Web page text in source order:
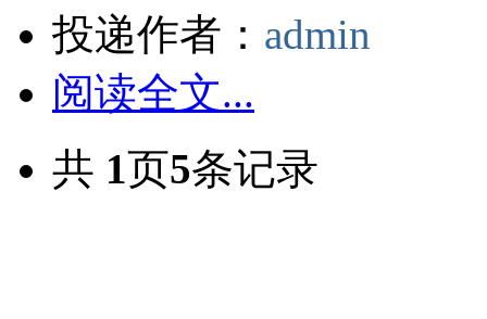
投递作者： admin
阅读全文...
共 1页5条记录